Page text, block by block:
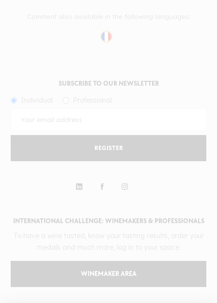
INTERNATIONAL CHALLENGE: WINEMAKERS & PROFESSIONALS
WINEMAKER AREA
SUBSCRIBE TO OUR NEWSLETTER
REGISTER